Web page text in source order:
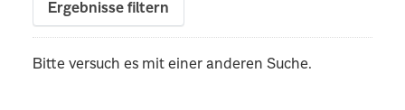
Ergebnisse filtern
Bitte versuch es mit einer anderen Suche.